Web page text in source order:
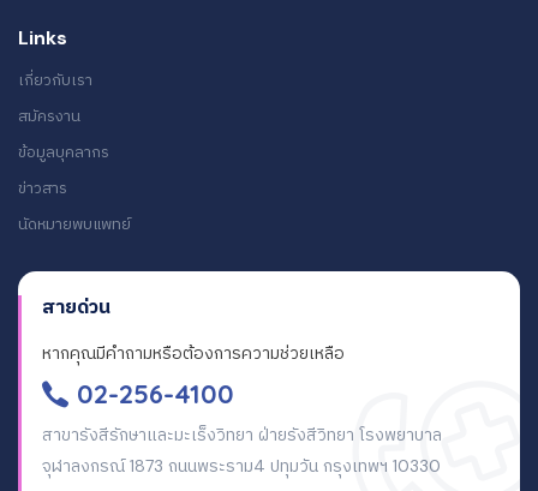
Links
เกี่ยวกับเรา
สมัครงาน
ข้อมูลบุคลากร
ข่าวสาร
นัดหมายพบแพทย์
สายด่วน
หากคุณมีคำถามหรือต้องการความช่วยเหลือ
02-256-4100
สาขารังสีรักษาและมะเร็งวิทยา ฝ่ายรังสีวิทยา โรงพยาบาล
จุฬาลงกรณ์ 1873 ถนนพระราม4 ปทุมวัน กรุงเทพฯ 10330